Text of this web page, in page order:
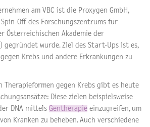
am VBC ist die Proxygen GmbH,
Off des Forschungszentrums für
Österreichischen Akademie der
gegründet wurde. Ziel des Start-Ups ist es,
Krebs und andere Erkrankungen zu
Therapieformen gegen Krebs gibt es heute
Diese zielen beispielsweise
DNA mittels Gentherapie einzugreifen, um
von Kranken zu beheben. Auch verschiedene